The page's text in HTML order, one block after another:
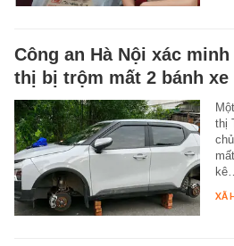
Công an Hà Nội xác
thị bị trộm mất 2 bánh xe
thị
XÃ